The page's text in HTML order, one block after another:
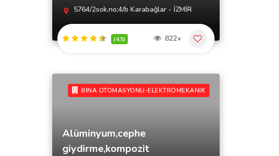
5764/2sok.no;4/b Karabağlar - İZMİR
(4.5) 822+
BINA OTOMASYONU-ELEKTROMEKANIK
Alüminyum,cephe
giydirme,kompozit